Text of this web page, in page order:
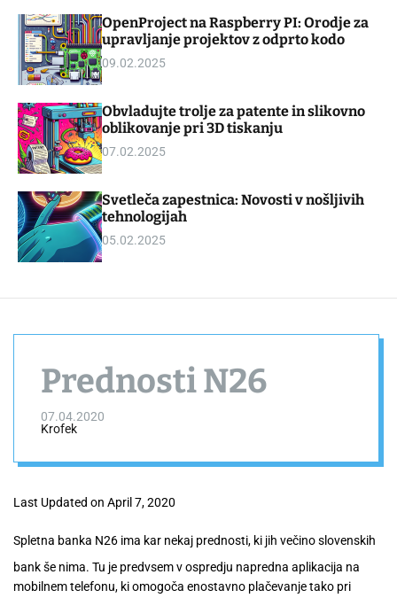
g
e
t
o
d
OpenProject na Raspberry PI: Orodje za
upravljanje projektov z odprto kodo
09.02.2025
Obvladujte trolje za patente in slikovno
oblikovanje pri 3D tiskanju
07.02.2025
Svetleča zapestnica: Novosti v nošljivih
tehnologijah
05.02.2025
Prednosti N26
07.04.2020
Krofek
Last Updated on April 7, 2020
Spletna banka N26 ima kar nekaj prednosti, ki jih večino slovenskih
bank še nima. Tu je predvsem v ospredju napredna aplikacija na
mobilnem telefonu, ki omogoča enostavno plačevanje tako pri